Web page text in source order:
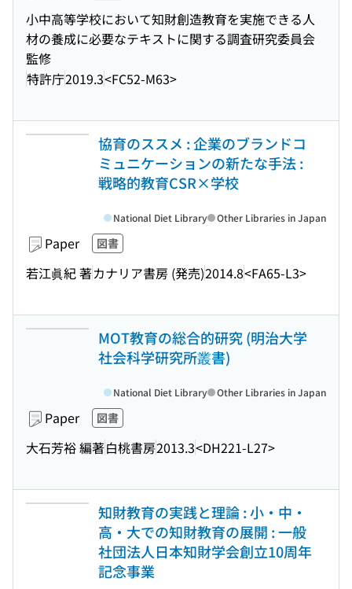
小中高等学校において知財創造教育を実施できる人
材の養成に必要なテキストに関する調査研究委員会
監修
特許庁2019.3<FC52-M63>
協育のススメ : 企業のブランドコ
ミュニケーションの新たな手法 :
戦略的教育CSR×学校
Paper 図書
若江眞紀 著カナリア書房 (発売)2014.8<FA65-L3>
National Diet Library Other Libraries in Japan
MOT教育の総合的研究 (明治大学
社会科学研究所叢書)
Paper 図書
大石芳裕 編著白桃書房2013.3<DH221-L27>
National Diet Library Other Libraries in Japan
知財教育の実践と理論 : 小・中・
高・大での知財教育の展開 : 一般
社団法人日本知財学会創立10周年
記念事業